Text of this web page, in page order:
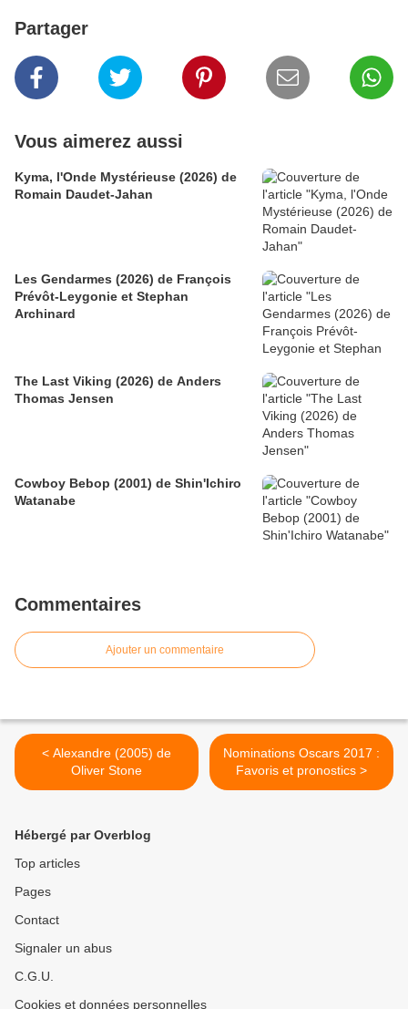
Partager
Vous aimerez aussi
Kyma, l'Onde Mystérieuse (2026) de
Romain Daudet-Jahan
Les Gendarmes (2026) de François
Prévôt-Leygonie et Stephan
Archinard
The Last Viking (2026) de Anders
Thomas Jensen
Cowboy Bebop (2001) de Shin'Ichiro
Watanabe
Commentaires
Ajouter un commentaire
< Alexandre (2005) de
Oliver Stone
Nominations Oscars 2017 :
Favoris et pronostics >
Hébergé par Overblog
Top articles
Pages
Contact
Signaler un abus
C.G.U.
Cookies et données personnelles